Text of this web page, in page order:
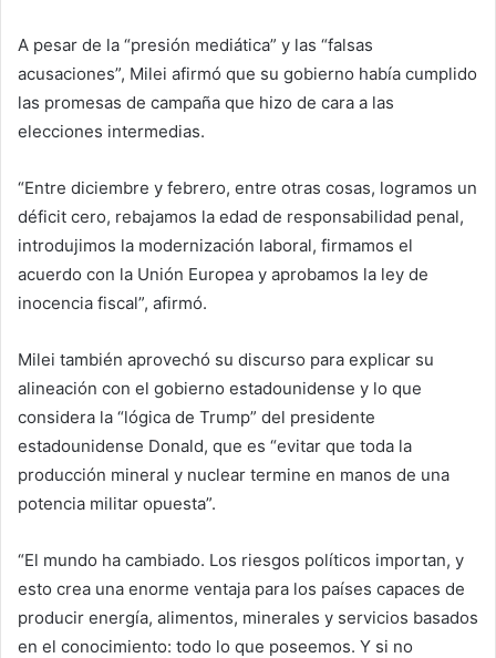
A pesar de la “presión mediática” y las “falsas
acusaciones”, Milei afirmó que su gobierno había cumplido
las promesas de campaña que hizo de cara a las
elecciones intermedias.
“Entre diciembre y febrero, entre otras cosas, logramos un
déficit cero, rebajamos la edad de responsabilidad penal,
introdujimos la modernización laboral, firmamos el
acuerdo con la Unión Europea y aprobamos la ley de
inocencia fiscal”, afirmó.
Milei también aprovechó su discurso para explicar su
alineación con el gobierno estadounidense y lo que
considera la “lógica de Trump” del presidente
estadounidense Donald, que es “evitar que toda la
producción mineral y nuclear termine en manos de una
potencia militar opuesta”.
“El mundo ha cambiado. Los riesgos políticos importan, y
esto crea una enorme ventaja para los países capaces de
producir energía, alimentos, minerales y servicios basados
​​en el conocimiento: todo lo que poseemos. Y si no